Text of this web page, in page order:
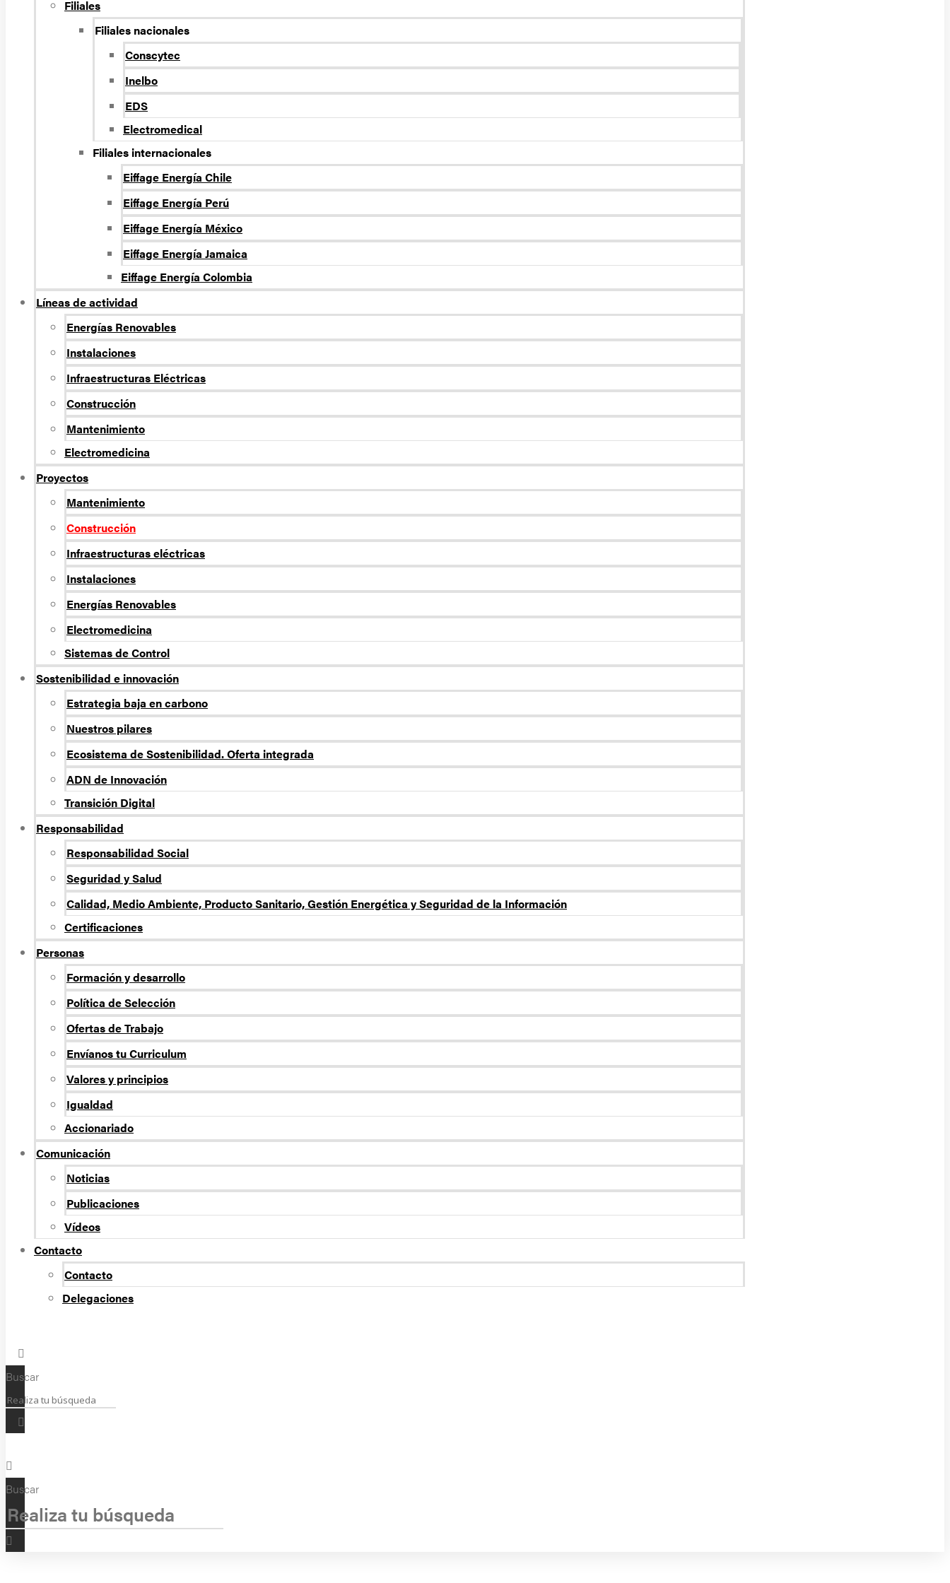
Filiales
Filiales nacionales
Conscytec
Inelbo
EDS
Electromedical
Filiales internacionales
Eiffage Energía Chile
Eiffage Energía Perú
Eiffage Energía México
Eiffage Energía Jamaica
Eiffage Energía Colombia
Líneas de actividad
Energí­as Renovables
Instalaciones
Infraestructuras Eléctricas
Construcción
Mantenimiento
Electromedicina
Proyectos
Mantenimiento
Construcción
Infraestructuras eléctricas
Instalaciones
Energías Renovables
Electromedicina
Sistemas de Control
Sostenibilidad e innovación
Estrategia baja en carbono
Nuestros pilares
Ecosistema de Sostenibilidad. Oferta integrada
ADN de Innovación
Transición Digital
Responsabilidad
Responsabilidad Social
Seguridad y Salud
Calidad, Medio Ambiente, Producto Sanitario, Gestión Energética y Seguridad de la Información
Certificaciones
Personas
Formación y desarrollo
Política de Selección
Ofertas de Trabajo
Envíanos tu Curriculum
Valores y principios
Igualdad
Accionariado
Comunicación
Noticias
Publicaciones
Vídeos
Contacto
Contacto
Delegaciones
Buscar
Buscar